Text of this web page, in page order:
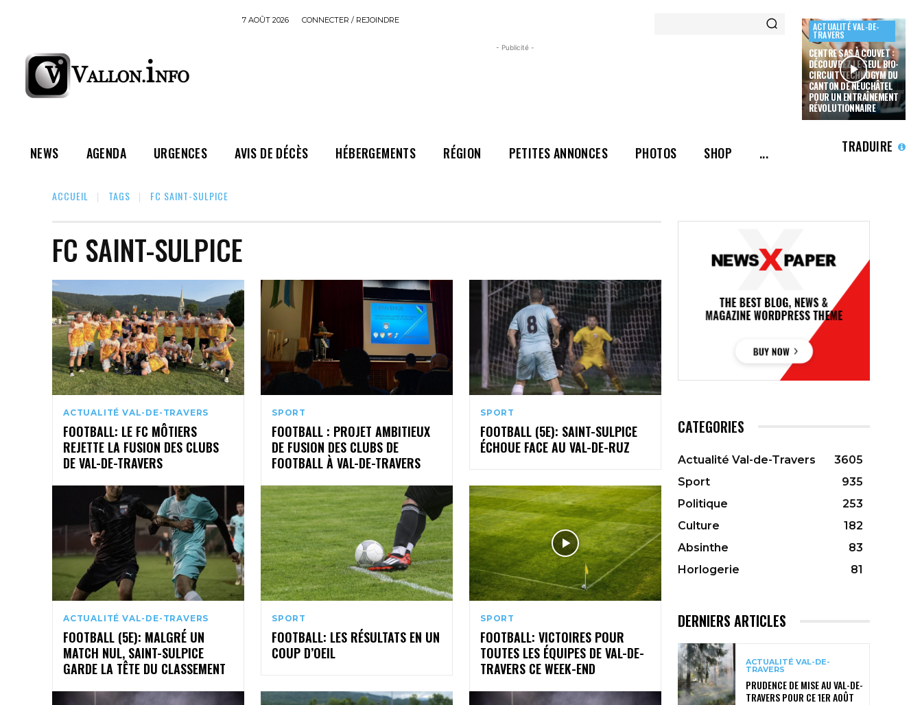
7 AOÛT 2026 CONNECTER / REJOINDRE
- Publicité -
ACTUALITÉ VAL-DE-
TRAVERS
CENTRE SAS À COUVET :
DÉCOUVREZ LE SEUL BIO-
CIRCUIT TECHNOGYM DU
CANTON DE NEUCHÂTEL
POUR UN ENTRAÎNEMENT
RÉVOLUTIONNAIRE
NEWS AGENDA URGENCES AVIS DE DÉCÈS HÉBERGEMENTS RÉGION PETITES ANNONCES PHOTOS SHOP ... TRADUIRE
ACCUEIL TAGS FC SAINT-SULPICE
FC SAINT-SULPICE
ACTUALITÉ VAL-DE-TRAVERS
FOOTBALL: LE FC MÔTIERS
REJETTE LA FUSION DES CLUBS
DE VAL-DE-TRAVERS
SPORT
FOOTBALL : PROJET AMBITIEUX
DE FUSION DES CLUBS DE
FOOTBALL À VAL-DE-TRAVERS
SPORT
FOOTBALL (5E): SAINT-SULPICE
ÉCHOUE FACE AU VAL-DE-RUZ
ACTUALITÉ VAL-DE-TRAVERS
FOOTBALL (5E): MALGRÉ UN
MATCH NUL, SAINT-SULPICE
GARDE LA TÊTE DU CLASSEMENT
SPORT
FOOTBALL: LES RÉSULTATS EN UN
COUP D’OEIL
SPORT
FOOTBALL: VICTOIRES POUR
TOUTES LES ÉQUIPES DE VAL-DE-
TRAVERS CE WEEK-END
CATEGORIES
Actualité Val-de-Travers
3605
Sport
935
Politique
253
Culture
182
Absinthe
83
Horlogerie
81
DERNIERS ARTICLES
ACTUALITÉ VAL-DE-
TRAVERS
PRUDENCE DE MISE AU VAL-DE-
TRAVERS POUR CE 1ER AOÛT